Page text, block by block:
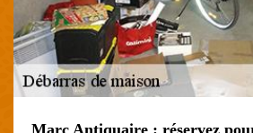
Marc Antiquaire : réservez